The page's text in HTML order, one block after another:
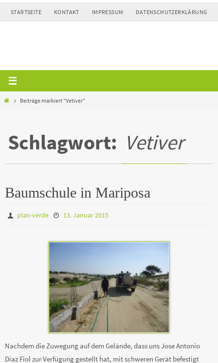
Zum
Inhalt
STARTSEITE KONTAKT IMPRESSUM DATENSCHUTZERKLÄRUNG
HomeBeiträge markiert "Vetiver"
Schlagwort: Vetiver
Baumschule in Mariposa
plan-verde 13. Januar 2015
Nachdem die Zuwegung auf dem Gelände, dass uns Jose Antonio
Diaz Fiol zur Verfügung gestellt hat, mit schweren Gerät befestigt